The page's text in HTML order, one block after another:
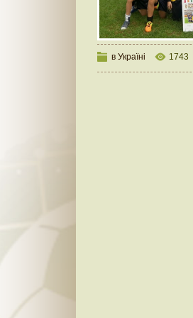
в Україні 1743